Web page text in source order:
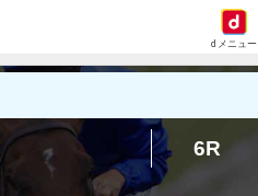
dメニュー
6R